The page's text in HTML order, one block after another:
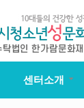
센터소개